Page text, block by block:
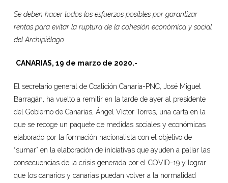
Se deben hacer todos los esfuerzos posibles por garantizar
rentas para evitar la ruptura de la cohesión económica y social
del Archipiélago
CANARIAS, 19 de marzo de 2020.-
El secretario general de Coalición Canaria-PNC, José Miguel
Barragán, ha vuelto a remitir en la tarde de ayer al presidente
del Gobierno de Canarias, Ángel Víctor Torres, una carta en la
que se recoge un paquete de medidas sociales y económicas
elaborado por la formación nacionalista con el objetivo de
“sumar” en la elaboración de iniciativas que ayuden a paliar las
consecuencias de la crisis generada por el COVID-19 y lograr
que los canarios y canarias puedan volver a la normalidad